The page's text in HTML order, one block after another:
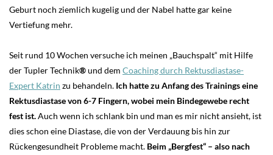
Geburt noch ziemlich kugelig und der Nabel hatte gar keine
Vertiefung mehr.
Seit rund 10 Wochen versuche ich meinen „Bauchspalt“ mit Hilfe
der Tupler Technik®und dem Coaching durch Rektusdiastase-
Expert Katrin zu behandeln. Ich hatte zu Anfang des Trainings eine
Rektusdiastase von 6-7 Fingern, wobei mein Bindegewebe recht
fest ist.Auch wenn ich schlank bin und man es mir nicht ansieht, ist
dies schon eine Diastase, die von der Verdauung bis hin zur
Rückengesundheit Probleme macht. Beim „Bergfest“ – also nach